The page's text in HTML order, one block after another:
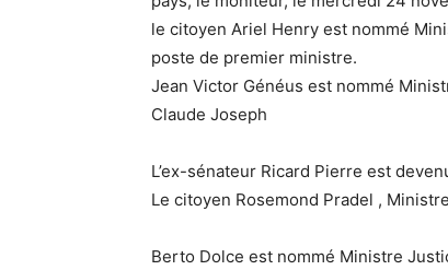
le citoyen Ariel Henry est nommé
poste de premier ministre.
Jean Victor Généus est nommé
Claude Joseph
L’ex-sénateur Ricard Pierre est
Le citoyen Rosemond Pradel ,
Berto Dolce est nommé Ministre